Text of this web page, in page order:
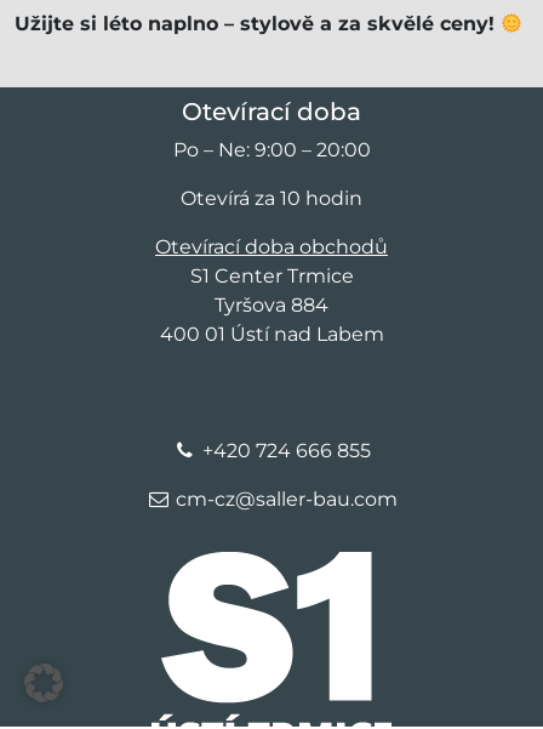
Užijte si léto naplno – stylově a za skvělé ceny!
Otevírací doba
Po – Ne: 9:00 – 20:00
Otevírá za 10 hodin
Otevírací doba obchodů
S1 Center Trmice
Tyršova 884
400 01 Ústí nad Labem
+420 724 666 855
cm-cz@saller-bau.com